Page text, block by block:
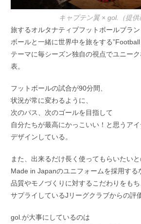
キャプテン翼 × gol.（提供
旅するオルタナティブフットボールブラ
ボールと一緒に世界中を旅をする
テーマに毎シーズン独自の視点でユニー
表。
フットボールの試合が90分間、
状況が常に変わるように、
次のパス、次のゴールを目指して
自分たちが最高にかっこいい！と思うア
デザインしている。
また、出来るだけ長く使ってもらいたいと
Made in Japanのユニフォームを採用する
品質やモノづくりに対するこだわりをもち
サプライしているJリーグクラブからの評
gol.が大事にしているのは